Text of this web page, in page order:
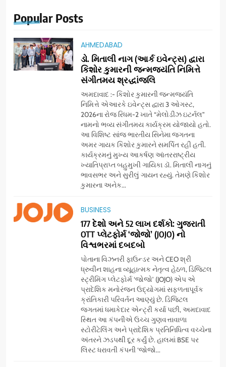
Popular Posts
AHMEDABAD
ડો. મિતાલી નાગ (આર્ક ઇવેન્ટ્સ) દ્વારા
કિશોર કુમારની જન્મજયંતિ નિમિત્તે
સંગીતમય શ્રદ્ધાંજલિ
અમદાવાદ :- કિશોર કુમારની જન્મજયંતિ
નિમિત્તે એઆરકે ઇવેન્ટ્સ દ્વારા 3 ઓગસ્ટ,
2026ના રોજ રિધમ-2 ખાતે “મેલોડીઝ ઇટર્નલ”
નામનો ભવ્ય સંગીતમય કાર્યક્રમ યોજાયો હતો.
આ વિશિષ્ટ સાંજ ભારતીય સિનેમા જગતના
અમર ગાયક કિશોર કુમારને સમર્પિત રહી હતી.
કાર્યક્રમનું મુખ્ય આકર્ષણ આંતરરાષ્ટ્રીય
ખ્યાતિપ્રાપ્ત બહુમુખી ગાયિકા ડૉ. મિતાલી નાગનું
ભાવસભર અને સુરીલું ગાયન રહ્યું. તેમણે કિશોર
કુમારના અનેક...
BUSINESS
177 દેશો અને 52 લાખ દર્શકો: ગુજરાતી
OTT પ્લેટફોર્મ ‘જોજો’ (JOJO) નો
વિશ્વભરમાં દબદબો
પોતાના વિઝનરી ફાઉન્ડર અને CEO શ્રી
ધ્રુવીન શાહના વ્યૂહાત્મક નેતૃત્વ હેઠળ, ડિજિટલ
સ્ટ્રીમિંગ પ્લેટફોર્મ ‘જોજો’ (JOJO) એપ એ
પ્રાદેશિક મનોરંજન ઉદ્યોગમાં સફળતાપૂર્વક
ક્રાંતિકારી પરિવર્તન આણ્યું છે. ડિજિટલ
જગતમાં ધમાકેદાર એન્ટ્રી કર્યા પછી, અમદાવાદ
સ્થિત આ કંપનીએ ઉચ્ચ ગુણવત્તાવાળા
સ્ટોરીટેલિંગ અને પ્રાદેશિક પ્રતિનિધિત્વ વચ્ચેના
અંતરને ઝડપથી દૂર કર્યું છે. હાલમાં BSE પર
લિસ્ટ ધરાવતી કંપની ‘જોજો...
સેમસંગ વિશ્વ યુવા કૌશલ્ય
દિવસની ઉજવણી કરે છે, સેમસંગ
દોસ્ત કૌશલ્ય વિકાસ કાર્યક્રમના
30 ટોચના પ્રતિભાશાળી
વિદ્યાર્થીઓનું સન્માન કરે છે
BUSINESS CSR
આયુદા ઓર્ગેનિક્સ દ્વારા
ગુજરાતના 5 શહેરોમાં રિટેલ સ્ટોર્સ
અને ગીર ગાયના વૈદિક વલોણા ઘી-
દૂધની શુદ્ધ સેવાઓ સાથે વ્યાપક
વિસ્તરણ
BUSINESS
‘ગેટ સેટ ગો’ નું પાવર-પેક્ડ ટ્રેલર